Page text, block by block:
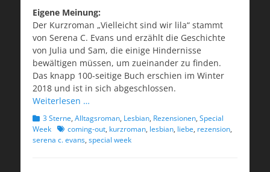
Eigene Meinung:
Der Kurzroman „Vielleicht sind wir lila“ stammt
von Serena C. Evans und erzählt die Geschichte
von Julia und Sam, die einige Hindernisse
bewältigen müssen, um zueinander zu finden.
Das knapp 100-seitige Buch erschien im Winter
2018 und ist in sich abgeschlossen.
Weiterlesen …
Kategorien
3 Sterne, Alltagsroman, Lesbian, Rezensionen, Special
Week Schlagworte
coming-out, kurzroman, lesbian, liebe, rezension,
serena c. evans, special week